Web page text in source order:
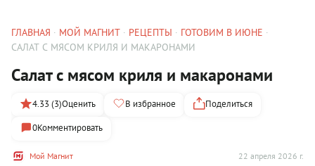
ГЛАВНАЯ МОЙ МАГНИТ РЕЦЕПТЫ
ГОТОВИМ В ИЮНЕ
САЛАТ С МЯСОМ КРИЛЯ И МАКАРОНАМИ
Салат с мясом криля и макаронами
Мой Магнит 22 апреля 2026 г.
4.33 (3)Оценить В избранное
Поделиться
0Комментировать